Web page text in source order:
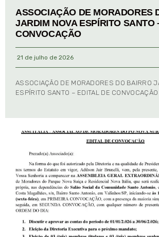
ASSOCIAÇÃO DE MORADORES
JARDIM NOVA ESPÍRITO SANTO
CONVOCAÇÃO
21 de julho de 2026
ASSOCIAÇÃO DE MORADORES DO BAIRRO
ESPÍRITO SANTO – EDITAL DE CONVOCAÇÃO